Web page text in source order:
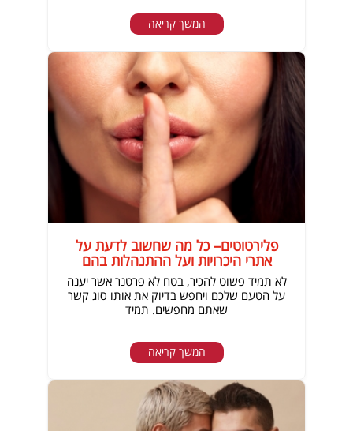
המשך קריאה
פלירטוטים– כל מה שחשוב לדעת על
אתרי היכרויות ועל ההתנהלות בהם
לא תמיד פשוט להכיר, בטח לא פרטנר אשר יענה
על הטעם שלכם ויחפש בדיוק את אותו סוג קשר
שאתם מחפשים. תמיד
המשך קריאה